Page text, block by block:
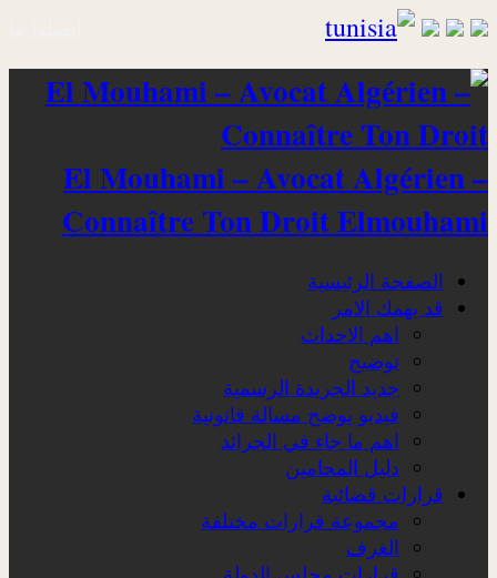
El Mouhami – Avocat Algérien –
Connaître Ton Droit Elmouhami
الصفحة الرئيسية
قد يهمك الامر
اهم الاحداث
توضيح
جديد الجريدة الرسمية
فيديو يوضح مسالة قانونية
اهم ما جاء في الجرائد
دليل المحامين
قرارات قضائية
مجموعة قرارات مختلفة
الغرف